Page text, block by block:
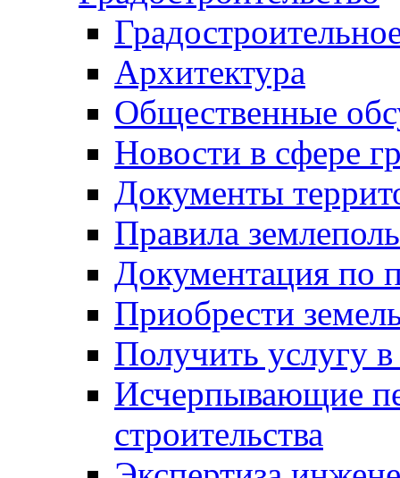
Архитектура
Общественные
Новости в сфере
Документы
Правила
Документация по
Приобрести
Получить услугу в
Исчерпывающие
строительства